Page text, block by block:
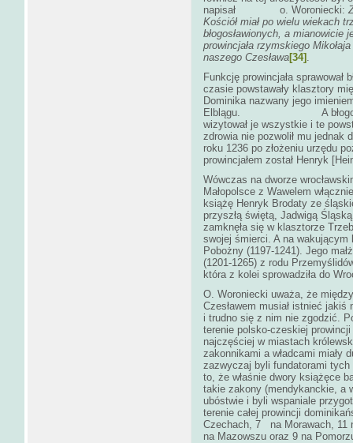
napisał o. Woroniecki:
Kościół miał po wielu wiekach
błogosławionych, a mianowicie
prowincjała rzymskiego
naszego Czesława[34] .
Funkcję prowincjała sprawował
czasie powstawały klasztory
Dominika nazwany jego
Elblągu. A
wizytował je wszystkie i te
zdrowia nie pozwolił mu jednak
roku 1236 po złożeniu urzędu
prowincjałem został Henryk
Wówczas na dworze
Małopolsce z Wawelem
książę Henryk Brodaty ze
przyszłą świętą, Jadwigą
zamknęła się w klasztorze
swojej śmierci. A na
Pobożny (1197-1241). Jego
(1201-1265) z rodu
która z kolei sprowadziła do
O. Woroniecki uważa, że
Czesławem musiał istnieć
i trudno się z nim nie zgodzić.
terenie polsko-czeskiej
najczęściej w miastach
zakonnikami a władcami miały
zazwyczaj byli fundatorami
to, że właśnie dwory książęce
takie zakony (mendykanckie, a
ubóstwie i byli wspaniale
terenie całej prowincji
Czechach, 7 na Morawach, 11
na Mazowszu oraz 9 na